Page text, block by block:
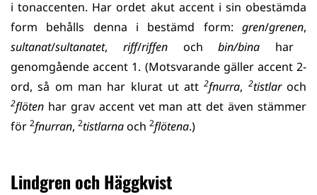
i tonaccenten. Har ordet akut accent i sin obestämda
form behålls denna i bestämd form: gren/grenen,
sultanat/sultanatet, riff/riffenochbin/bina har
genomgående accent 1. (Motsvarande gäller accent 2-
ord, så om man har klurat ut att2fnurra, 2tistlaroch
2flöten har grav accent vet man att det även stämmer
för 2fnurran, 2tistlarnaoch 2flötena.)
Lindgren och Häggkvist